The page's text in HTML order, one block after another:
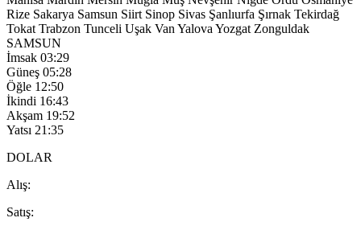
Rize Sakarya Samsun Siirt Sinop Sivas Şanlıurfa Şırnak Tekirdağ
Tokat Trabzon Tunceli Uşak Van Yalova Yozgat Zonguldak
SAMSUN
İmsak 03:29
Güneş 05:28
Öğle 12:50
İkindi 16:43
Akşam 19:52
Yatsı 21:35
DOLAR
Alış:
Satış: